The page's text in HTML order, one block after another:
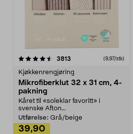
3813 anmeldelser(9,97/stk)
Kjøkkenrengjøring
Mikrofiberklut 32 x 31 cm, 4-
pakning
Kåret til «soleklar favoritt» i
svenske Afton...
Utførelse: Grå/beige
39,90
4.5av 5 stjerner